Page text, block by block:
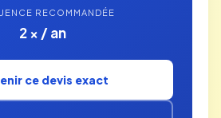
RECOMMANDÉE
2 × / an
ce devis exact